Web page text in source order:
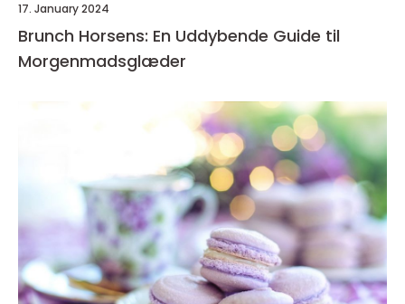
17. January 2024
Brunch Horsens: En Uddybende Guide til
Morgenmadsglæder